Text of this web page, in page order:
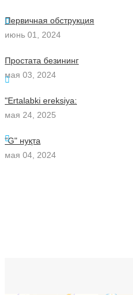
Первичная обструкция
июнь 01, 2024
Простата безининг
мая 03, 2024
"Ertalabki ereksiya:
мая 24, 2025
"G" нуқта
мая 04, 2024